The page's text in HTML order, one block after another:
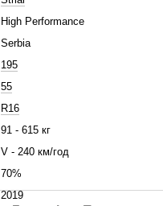
High Performance
Serbia
195
55
R16
91 - 615 кг
V - 240 км/год
70%
2019